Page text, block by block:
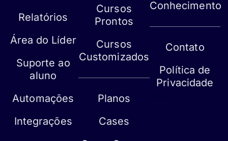
Relatórios
Área do Líder
Suporte ao
aluno
Automações
Integrações
Cursos
Prontos
Cursos
Customizados
Planos
Cases
Conhecimento
Contato
Política de
Privacidade